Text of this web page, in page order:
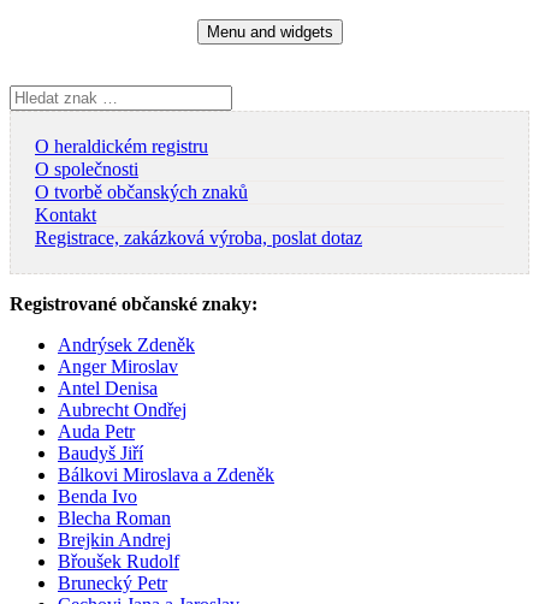
Menu and widgets
Vyhledávání
O heraldickém registru
O společnosti
O tvorbě občanských znaků
Kontakt
Registrace, zakázková výroba, poslat dotaz
Registrované občanské znaky:
Andrýsek Zdeněk
Anger Miroslav
Antel Denisa
Aubrecht Ondřej
Auda Petr
Baudyš Jiří
Bálkovi Miroslava a Zdeněk
Benda Ivo
Blecha Roman
Brejkin Andrej
Břoušek Rudolf
Brunecký Petr